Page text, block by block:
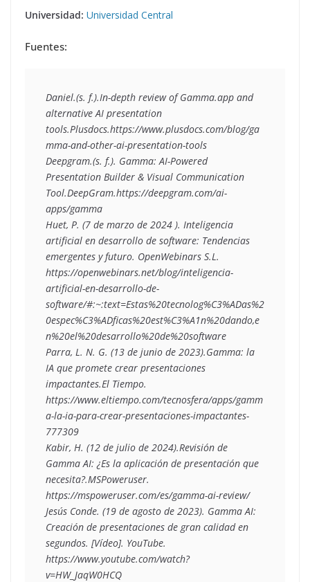
Universidad: Universidad Central
Fuentes:
Daniel.(s. f.).In-depth review of Gamma.app and
alternative AI presentation
tools.Plusdocs.https://www.plusdocs.com/blog/ga
mma-and-other-ai-presentation-tools
Deepgram.(s. f.). Gamma: AI-Powered
Presentation Builder & Visual Communication
Tool.DeepGram.https://deepgram.com/ai-
apps/gamma
Huet, P. (7 de marzo de 2024 ). Inteligencia
artificial en desarrollo de software: Tendencias
emergentes y futuro. OpenWebinars S.L.
https://openwebinars.net/blog/inteligencia-
artificial-en-desarrollo-de-
software/#:~:text=Estas%20tecnolog%C3%ADas%2
0espec%C3%ADficas%20est%C3%A1n%20dando,e
n%20el%20desarrollo%20de%20software
Parra, L. N. G. (13 de junio de 2023).Gamma: la
IA que promete crear presentaciones
impactantes.El Tiempo.
https://www.eltiempo.com/tecnosfera/apps/gamm
a-la-ia-para-crear-presentaciones-impactantes-
777309
Kabir, H. (12 de julio de 2024).Revisión de
Gamma AI: ¿Es la aplicación de presentación que
necesita?.MSPoweruser.
https://mspoweruser.com/es/gamma-ai-review/
Jesús Conde. (19 de agosto de 2023). Gamma AI:
Creación de presentaciones de gran calidad en
segundos. [Vídeo]. YouTube.
https://www.youtube.com/watch?
v=HW_JaqW0HCQ